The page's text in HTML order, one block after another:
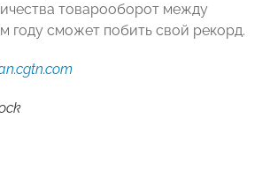
товарооборот между
году сможет побить свой рекорд.